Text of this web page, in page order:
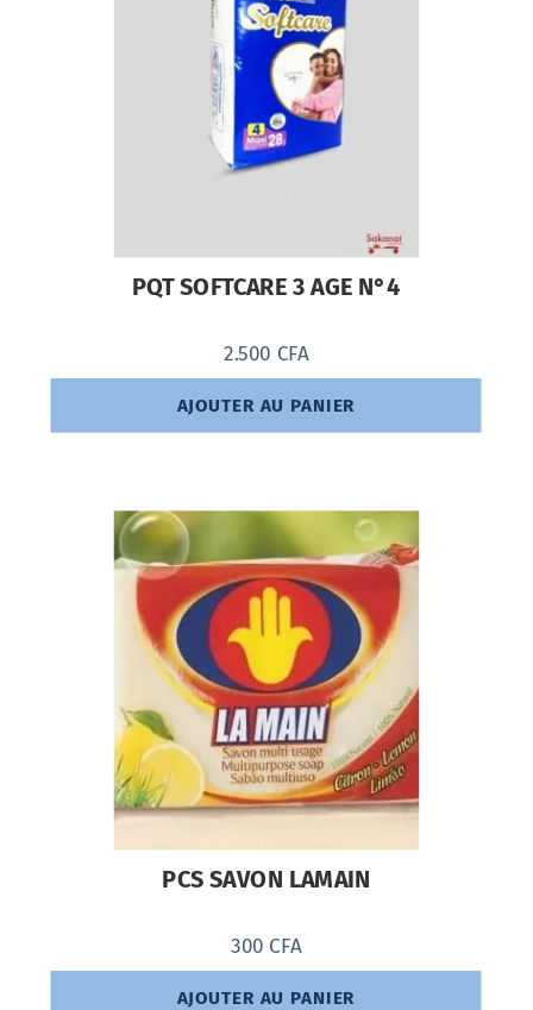
PQT SOFTCARE 3 AGE N°4
2.500 CFA
AJOUTER AU PANIER
PCS SAVON LAMAIN
300 CFA
AJOUTER AU PANIER